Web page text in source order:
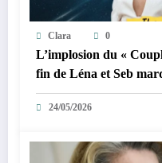
Clara 0
L’implosion du «
fin de Léna et Seb
sur YouTube
24/05/2026